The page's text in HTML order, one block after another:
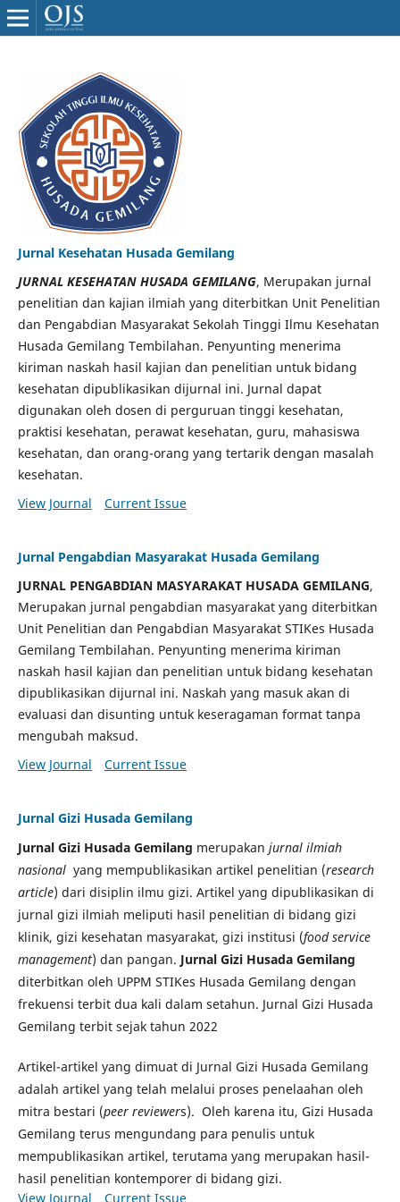
Jurnal Kesehatan Husada Gemilang
JURNAL KESEHATAN HUSADA GEMILANG, Merupakan jurnal
penelitian dan kajian ilmiah yang diterbitkan Unit Penelitian
dan Pengabdian Masyarakat Sekolah Tinggi Ilmu Kesehatan
Husada Gemilang Tembilahan. Penyunting menerima
kiriman naskah hasil kajian dan penelitian untuk bidang
kesehatan dipublikasikan dijurnal ini. Jurnal dapat
digunakan oleh dosen di perguruan tinggi kesehatan,
praktisi kesehatan, perawat kesehatan, guru, mahasiswa
kesehatan, dan orang-orang yang tertarik dengan masalah
kesehatan.
View Journal
Current Issue
Jurnal Pengabdian Masyarakat Husada Gemilang
JURNAL PENGABDIAN MASYARAKAT HUSADA GEMILANG,
Merupakan jurnal pengabdian masyarakat yang diterbitkan
Unit Penelitian dan Pengabdian Masyarakat STIKes Husada
Gemilang Tembilahan. Penyunting menerima kiriman
naskah hasil kajian dan penelitian untuk bidang kesehatan
dipublikasikan dijurnal ini. Naskah yang masuk akan di
evaluasi dan disunting untuk keseragaman format tanpa
mengubah maksud.
View Journal
Current Issue
Jurnal Gizi Husada Gemilang
Jurnal Gizi Husada Gemilang merupakan jurnal ilmiah
nasionalyang mempublikasikan artikel penelitian (research
article) dari disiplin ilmu gizi. Artikel yang dipublikasikan di
jurnal gizi ilmiah meliputi hasil penelitian di bidang gizi
klinik, gizi kesehatan masyarakat, gizi institusi (food service
management) dan pangan. Jurnal Gizi Husada Gemilang
diterbitkan oleh UPPM STIKes Husada Gemilang dengan
frekuensi terbit dua kali dalam setahun. Jurnal Gizi Husada
Gemilang terbit sejak tahun 2022
Artikel-artikel yang dimuat di Jurnal Gizi Husada Gemilang
adalah artikel yang telah melalui proses penelaahan oleh
mitra bestari (peer reviewers). Oleh karena itu, Gizi Husada
Gemilang terus mengundang para penulis untuk
mempublikasikan artikel, terutama yang merupakan hasil-
hasil penelitian kontemporer di bidang gizi.
View Journal
Current Issue